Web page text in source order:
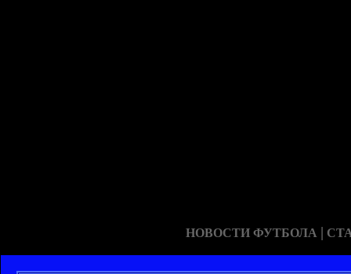
НОВОСТИ ФУТБОЛА |